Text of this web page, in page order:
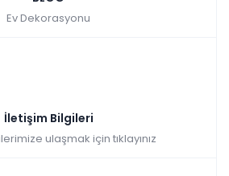
Ev Dekorasyonu
İletişim Bilgileri
ulaşmak için tıklayınız